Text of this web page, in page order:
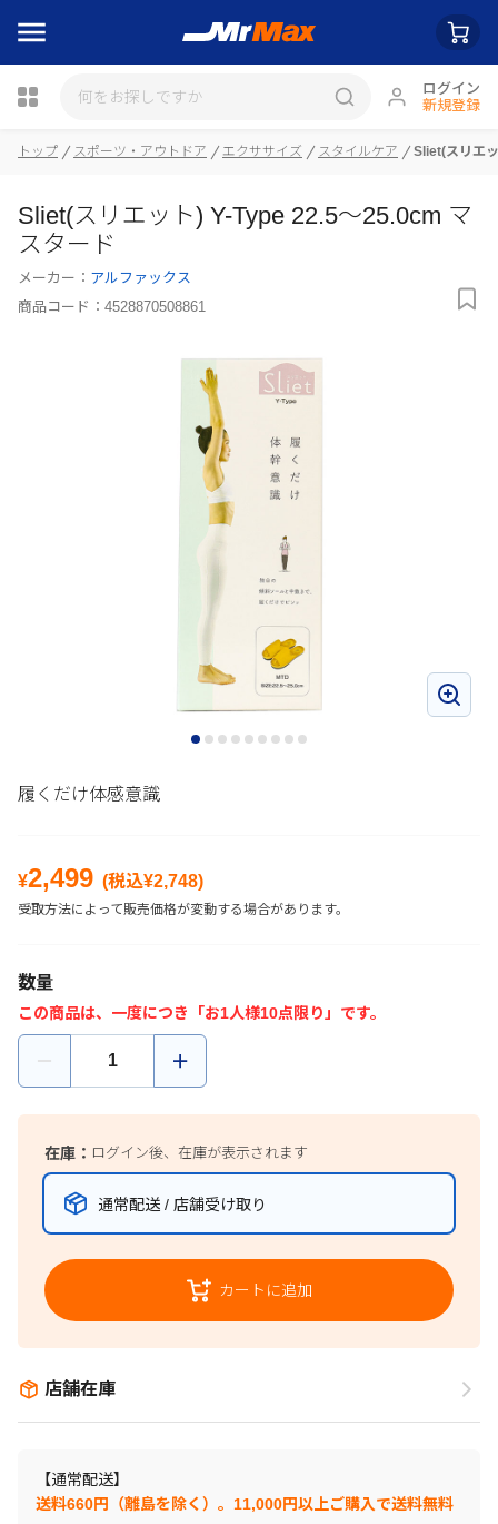
ログイン
新規登録
瓶詰
トップ スポーツ・アウトドア エクササイズ スタイルケア Sliet(スリエ
Sliet(スリエット) Y-Type 22.5～25.0cm マ
スタード
メーカー： アルファックス
商品コード： 4528870508861
履くだけ体感意識
¥2,499 (税込¥2,748)
受取方法によって販売価格が変動する場合があります。
数量
この商品は、一度につき「お1人様10点限り」です。
在庫： ログイン後、在庫が表示されます
通常配送 / 店舗受け取り
カートに追加
店舗在庫
【通常配送】
送料660円（離島を除く）。11,000円以上ご購入で送料無料